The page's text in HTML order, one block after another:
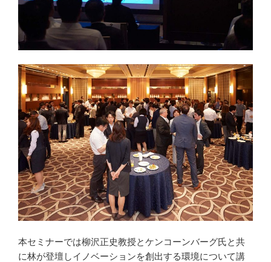
本セミナーでは柳沢正史教授とケンコーンバーグ氏と共
に林が登壇しイノベーションを創出する環境について講